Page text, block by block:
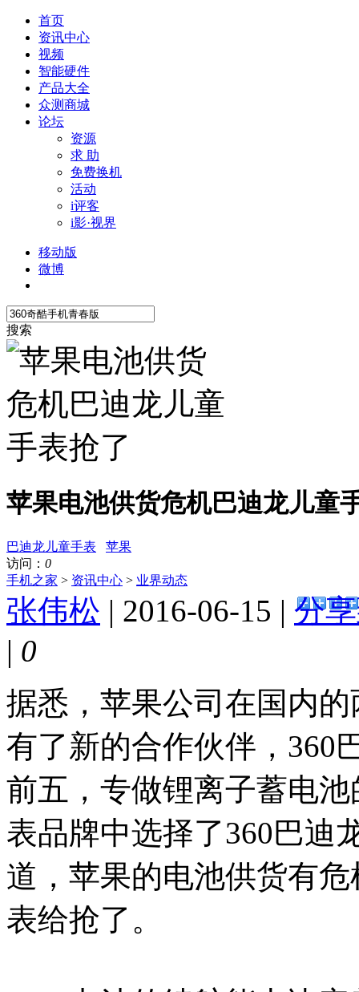
首页
资讯中心
视频
智能硬件
产品大全
众测商城
论坛
资源
求 助
免费换机
活动
i评客
i影·视界
移动版
微博
搜索
苹果电池供货危机巴迪龙儿童
巴迪龙儿童手表
苹果
访问： 0
手机之家 > 资讯中心 > 业界动态
张伟松 | 2016-06-15 | 分
| 0
据悉，苹果公司在国内
有了新的合作伙伴，360
前五，专做锂离子蓄电
表品牌中选择了360巴迪
道，苹果的电池供货有
表给抢了。